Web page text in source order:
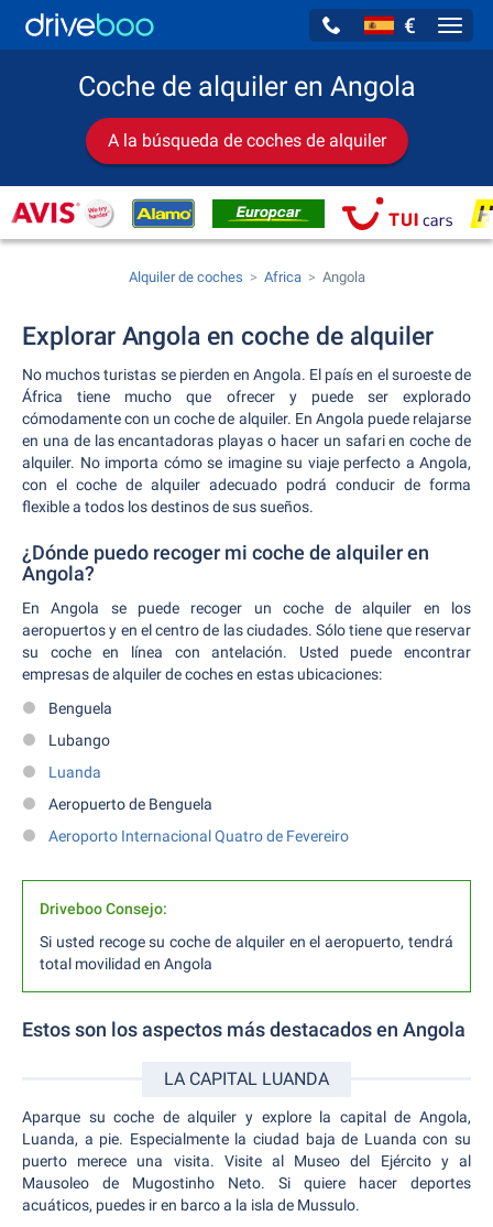
€
Coche de alquiler en Angola
A la búsqueda de coches de alquiler
Alquiler de coches Africa Angola
Explorar Angola en coche de alquiler
No muchos turistas se pierden en Angola. El país en el suroeste de
África tiene mucho que ofrecer y puede ser explorado
cómodamente con un coche de alquiler. En Angola puede relajarse
en una de las encantadoras playas o hacer un safari en coche de
alquiler. No importa cómo se imagine su viaje perfecto a Angola,
con el coche de alquiler adecuado podrá conducir de forma
flexible a todos los destinos de sus sueños.
¿Dónde puedo recoger mi coche de alquiler en
Angola?
En Angola se puede recoger un coche de alquiler en los
aeropuertos y en el centro de las ciudades. Sólo tiene que reservar
su coche en línea con antelación. Usted puede encontrar
empresas de alquiler de coches en estas ubicaciones:
Benguela
Lubango
Luanda
Aeropuerto de Benguela
Aeroporto Internacional Quatro de Fevereiro
Driveboo Consejo:
Si usted recoge su coche de alquiler en el aeropuerto, tendrá
total movilidad en Angola
Estos son los aspectos más destacados en Angola
LA CAPITAL LUANDA
Aparque su coche de alquiler y explore la capital de Angola,
Luanda, a pie. Especialmente la ciudad baja de Luanda con su
puerto merece una visita. Visite al Museo del Ejército y al
Mausoleo de Mugostinho Neto. Si quiere hacer deportes
acuáticos, puedes ir en barco a la isla de Mussulo.